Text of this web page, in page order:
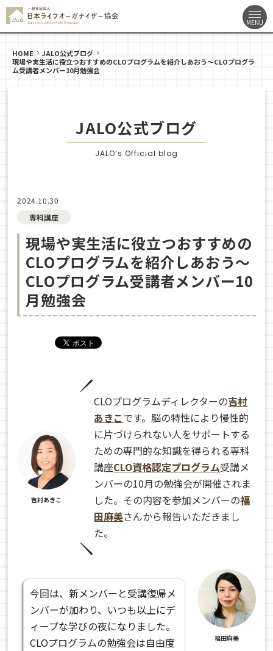
HOME
JALO公式ブログ
現場や実生活に役立つおすすめのCLOプログラムを紹介しあおう〜CLOプログラ
ム受講者メンバー10月勉強会
JALO公式ブログ
JALO’s Official blog
2024.10.30
専科講座
現場や実生活に役立つおすすめの
CLOプログラムを紹介しあおう〜
CLOプログラム受講者メンバー10
月勉強会
吉村あきこ
CLOプログラムディレクターの吉村
あきこです。脳の特性により慢性的
に片づけられない人をサポートする
ための専門的な知識を得られる専科
講座CLO資格認定プログラム受講メ
ンバーの10月の勉強会が開催されま
した。その内容を参加メンバーの福
田麻美さんから報告いただきまし
た。
今回は、新メンバーと受講復帰メ
ンバーが加わり、いつも以上にデ
ィープな学びの夜になりました。
CLOプログラムの勉強会は自由度
福田麻美